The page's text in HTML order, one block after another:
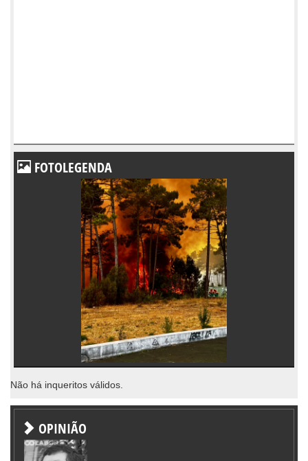
FOTOLEGENDA
Não há inqueritos válidos.
OPINIÃO